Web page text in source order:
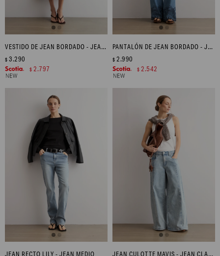
VESTIDO DE JEAN BORDADO - JEAN MEDIO
$ 3.290
$ 2.797
PANTALÓN DE JEAN BORDADO - JEAN MEDIO
$ 2.990
$ 2.542
JEAN RECTO LILY - JEAN MEDIO JEAN CULOTTE MAVIS - JEAN CLARO